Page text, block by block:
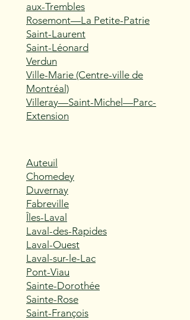
aux-Trembles
Rosemont—La Petite-Patrie
Saint-Laurent
Saint-Léonard
Verdun
Ville-Marie (Centre-ville de
Montréal)
Villeray—Saint-Michel—Parc-
Extension
Auteuil
Chomedey
Duvernay
Fabreville
Îles-Laval
Laval-des-Rapides
Laval-Ouest
Laval-sur-le-Lac
Pont-Viau
Sainte-Dorothée
Sainte-Rose
Saint-François